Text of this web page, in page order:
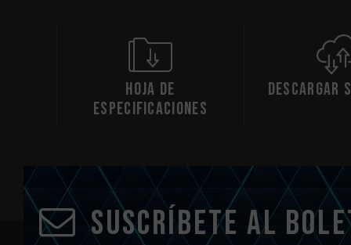
Hoja de
especificaciones
Descargar
Suscríbete al